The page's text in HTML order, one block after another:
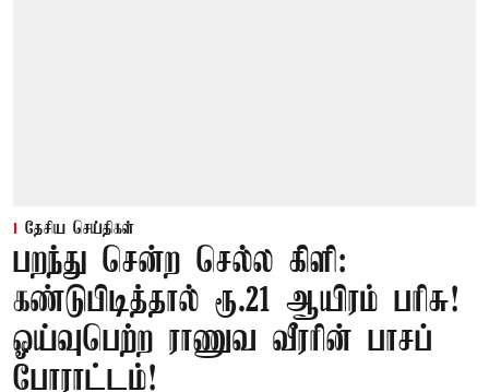
தேசிய செய்திகள்
பறந்து சென்ற செல்ல கிளி:
கண்டுபிடித்தால் ரூ.21 ஆயிரம் பரிசு!
ஓய்வுபெற்ற ராணுவ வீரரின் பாசப்
போராட்டம்!